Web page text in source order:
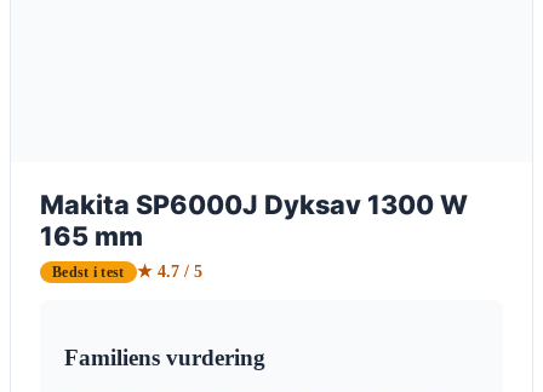
Makita SP6000J Dyksav 1300 W
165 mm
Bedst i test ★ 4.7 / 5
Familiens vurdering